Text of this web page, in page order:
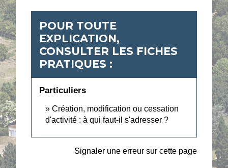
POUR TOUTE
EXPLICATION,
CONSULTER LES FICHES
PRATIQUES :
Particuliers
Création, modification ou cessation
d'activité : à qui faut-il s'adresser ?
Signaler une erreur sur cette page